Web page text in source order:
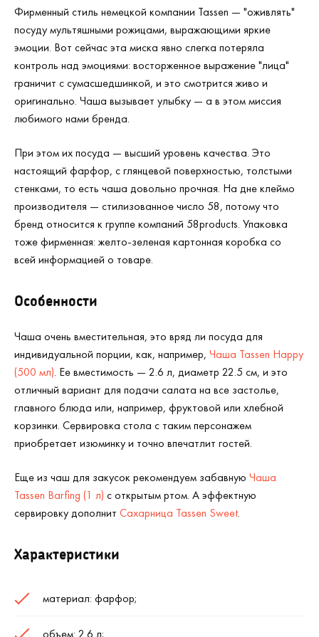
Фирменный стиль немецкой компании Tassen — "оживлять"
посуду мультяшными рожицами, выражающими яркие
эмоции. Вот сейчас эта миска явно слегка потеряла
контроль над эмоциями: восторженное выражение "лица"
граничит с сумасшедшинкой, и это смотрится живо и
оригинально. Чаша вызывает улыбку — а в этом миссия
любимого нами бренда.
При этом их посуда — высший уровень качества. Это
настоящий фарфор, с глянцевой поверхностью, толстыми
стенками, то есть чаша довольно прочная. На дне клеймо
производителя — стилизованное число 58, потому что
бренд относится к группе компаний 58products. Упаковка
тоже фирменная: желто-зеленая картонная коробка со
всей информацией о товаре.
Особенности
Чаша очень вместительная, это вряд ли посуда для
индивидуальной порции, как, например, Чаша Tassen Happy
(500 мл). Ее вместимость — 2.6 л, диаметр 22.5 см, и это
отличный вариант для подачи салата на все застолье,
главного блюда или, например, фруктовой или хлебной
корзинки. Сервировка стола с таким персонажем
приобретает изюминку и точно впечатлит гостей.
Еще из чаш для закусок рекомендуем забавную Чаша
Tassen Barfing (1 л) с открытым ртом. А эффектную
сервировку дополнит Сахарница Tassen Sweet.
Характеристики
материал: фарфор;
объем: 2.6 л;